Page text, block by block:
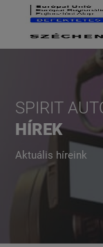
SPIRIT
HÍREK
Aktuális híreink